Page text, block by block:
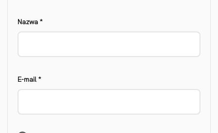
Nazwa *
E-mail *